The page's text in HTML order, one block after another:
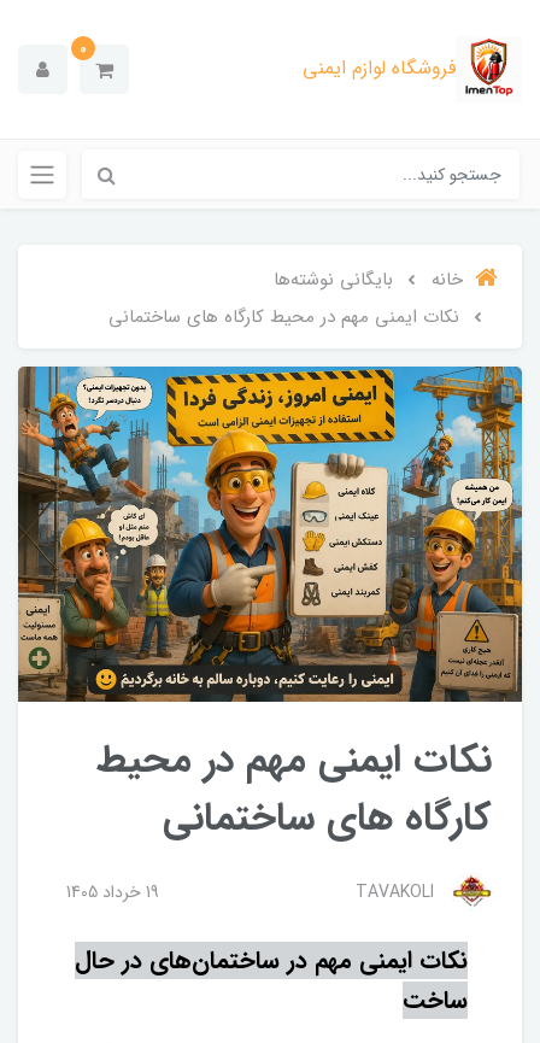
فروشگاه لوازم ایمنی
0
خانه
بایگانی نوشته‌ها
نکات ایمنی مهم در محیط کارگاه های ساختمانی
نکات ایمنی مهم در محیط
کارگاه های ساختمانی
TAVAKOLI 19 خرداد 1405
نکات ایمنی مهم در ساختمان‌های در حال
ساخت